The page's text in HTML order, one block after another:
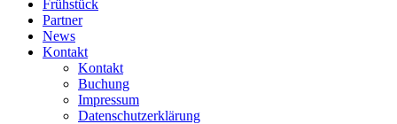
Frühstück
Partner
News
Kontakt
Kontakt
Buchung
Impressum
Datenschutzerklärung